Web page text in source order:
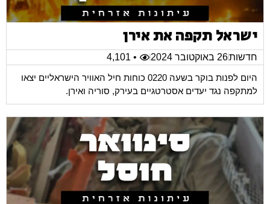
ישראל תקפה את אירן
חדשות26 באוקטובר 2024
• 4,101
היום לפנות בוקר בשעה 0220 כוחות חיל האוויר הישראליים יצאו
למתקפה נגד יעדים אסטרטגיים בעירק, סוריה ואירן.